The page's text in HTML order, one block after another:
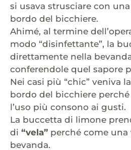
si usava strusciare con
bordo del bicchiere.
Ahimé, al termine
modo “disinfettante”, la
direttamente nella
conferendole quel sapore
Nei casi più “chic” veniva
bordo del bicchiere perché
l’uso più consono ai gusti.
La buccetta di limone
di “vela” perché come una
bevanda.